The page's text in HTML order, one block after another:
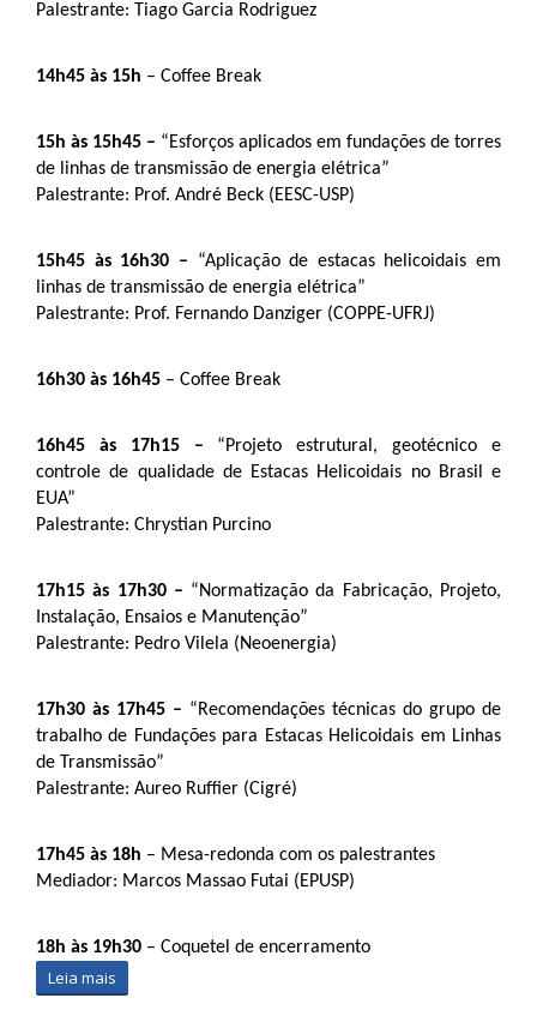
Palestrante: Tiago Garcia Rodriguez
14h45 às 15h – Coffee Break
15h às 15h45 – “Esforços aplicados em fundações de torres
de linhas de transmissão de energia elétrica”
Palestrante: Prof. André Beck (EESC-USP)
15h45 às 16h30 – “Aplicação de estacas helicoidais em
linhas de transmissão de energia elétrica”
Palestrante: Prof. Fernando Danziger (COPPE-UFRJ)
16h30 às 16h45 – Coffee Break
16h45 às 17h15 – “Projeto estrutural, geotécnico e
controle de qualidade de Estacas Helicoidais no Brasil e
EUA”
Palestrante: Chrystian Purcino
17h15 às 17h30 – “Normatização da Fabricação, Projeto,
Instalação, Ensaios e Manutenção”
Palestrante: Pedro Vilela (Neoenergia)
17h30 às 17h45 – “Recomendações técnicas do grupo de
trabalho de Fundações para Estacas Helicoidais em Linhas
de Transmissão”
Palestrante: Aureo Ruffier (Cigré)
17h45 às 18h – Mesa-redonda com os palestrantes
Mediador: Marcos Massao Futai (EPUSP)
18h às 19h30 – Coquetel de encerramento
Leia mais